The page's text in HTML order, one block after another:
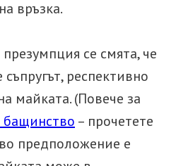
връзка.
се смята, че
респективно
майката. (Повече за
бащинство – прочетете
предположение е